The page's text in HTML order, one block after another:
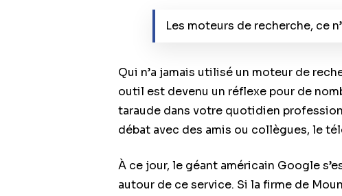
Les moteurs de recherche, ce
Qui n’a jamais utilisé un moteur de
outil est devenu un réflexe pour de
taraude dans votre quotidien
débat avec des amis ou collègues, le
À ce jour, le géant américain Google
autour de ce service. Si la firme de